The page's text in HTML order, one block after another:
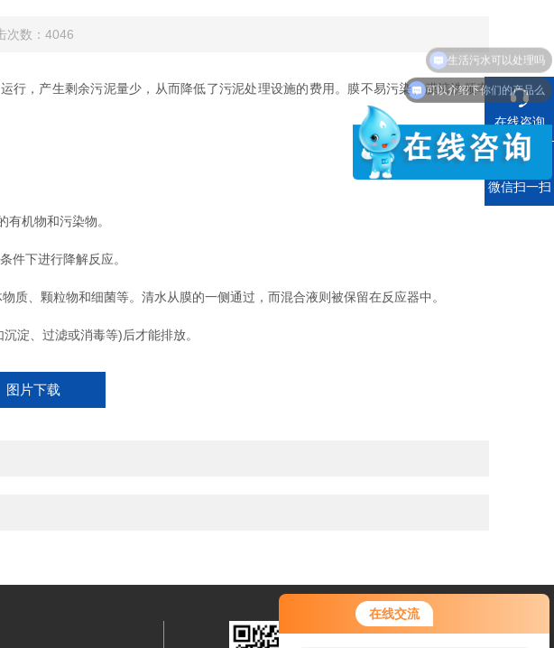
在线交流
可以介绍下你们的产品么
生活污水可以处理吗
数：4046
，产生剩余污泥量少，从而降低了污泥处理设施的费用。膜不易污染、膜清洗频率
机物和污染物。
下进行降解反应。
、颗粒物和细菌等。清水从膜的一侧通过，而混合液则被保留在反应器中。
淀、过滤或消毒等)后才能排放。
图片下载
在线咨询
电话
微信扫一扫